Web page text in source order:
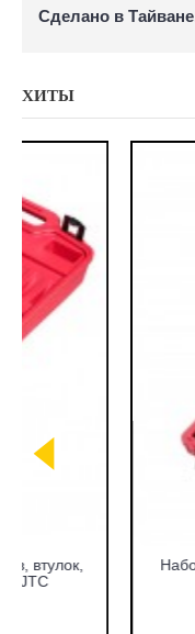
Сделано в
ХИТЫ
Набор съемников